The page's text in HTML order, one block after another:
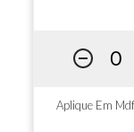
Aplique Em